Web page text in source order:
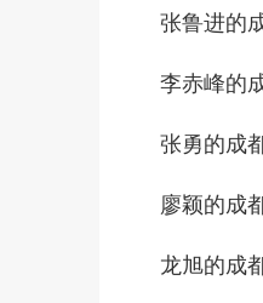
张鲁进的
李赤峰的
张勇的成
廖颖的成
龙旭的成